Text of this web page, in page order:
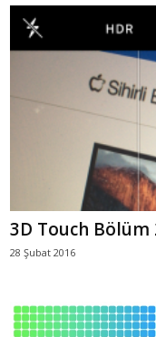
3D Touch Bölüm
28 Şubat 2016